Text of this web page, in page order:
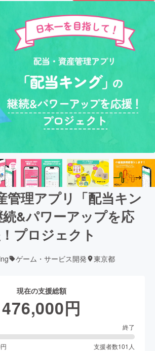
管理アプリ「配当キン
&パワーアップを応
プロジェクト
ゲーム・サービス開発 東京都
現在の支援総額
476,000円
終了
円 支援者数101 人